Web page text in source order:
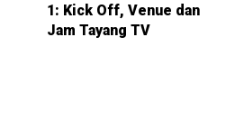
1: Kick Off, Venue dan
Jam Tayang TV